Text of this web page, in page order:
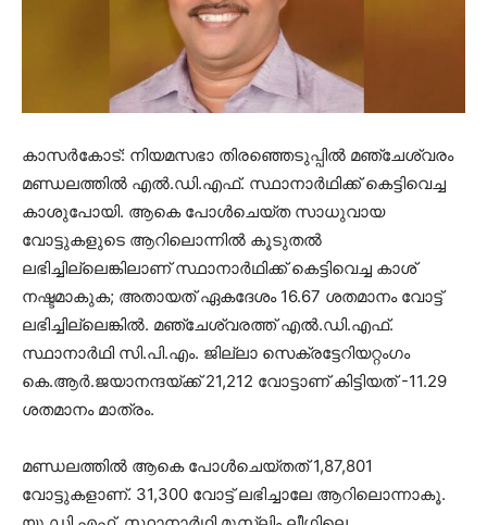
കാസർകോട്: നിയമസഭാ തിരഞ്ഞെടുപ്പിൽ മഞ്ചേശ്വരം
മണ്ഡലത്തിൽ എൽ.ഡി.എഫ്. സ്ഥാനാർഥിക്ക് കെട്ടിവെച്ച
കാശുപോയി. ആകെ പോൾചെയ്ത സാധുവായ
വോട്ടുകളുടെ ആറിലൊന്നിൽ കൂടുതൽ
ലഭിച്ചില്ലെങ്കിലാണ് സ്ഥാനാർഥിക്ക് കെട്ടിവെച്ച കാശ്
നഷ്ടമാകുക; അതായത് ഏകദേശം 16.67 ശതമാനം വോട്ട്
ലഭിച്ചില്ലെങ്കിൽ. മഞ്ചേശ്വരത്ത് എൽ.ഡി.എഫ്.
സ്ഥാനാർഥി സി.പി.എം. ജില്ലാ സെക്രട്ടേറിയറ്റംഗം
കെ.ആർ.ജയാനന്ദയ്ക്ക് 21,212 വോട്ടാണ് കിട്ടിയത് -11.29
ശതമാനം മാത്രം.
മണ്ഡലത്തിൽ ആകെ പോൾചെയ്തത് 1,87,801
വോട്ടുകളാണ്. 31,300 വോട്ട് ലഭിച്ചാലേ ആറിലൊന്നാകൂ.